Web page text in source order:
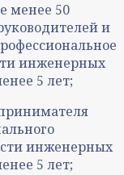
менее 50
и
инженерных
5 лет;
инженерных
5 лет;